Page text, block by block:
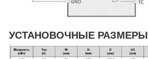
УСТАНОВОЧНЫЕ РАЗМЕРЫ